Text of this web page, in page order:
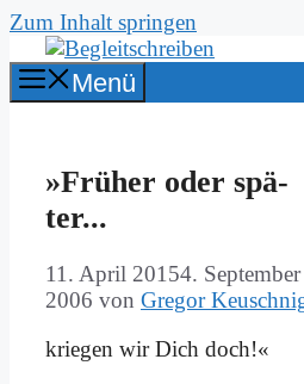
Zum Inhalt springen
Menü
»Frü­her oder spä­
ter...
11. April 20154. September
2006 von Gregor
krie­gen wir Dich doch!«